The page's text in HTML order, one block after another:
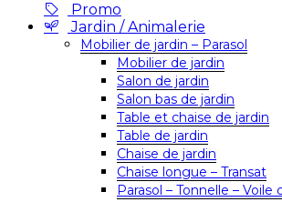
Promo
Jardin / Animalerie
Mobilier de jardin – Parasol
Mobilier de jardin
Salon de jardin
Salon bas de jardin
Table et chaise de jardin
Table de jardin
Chaise de jardin
Chaise longue – Transat
Parasol – Tonnelle – Voile